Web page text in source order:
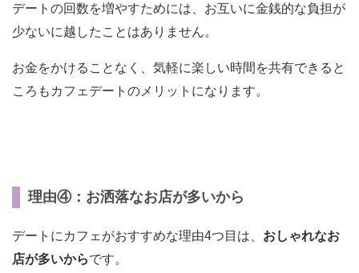
デートの回数を増やすためには、お互いに金銭的な負担が
少ないに越したことはありません。
お金をかけることなく、気軽に楽しい時間を共有できると
ころもカフェデートのメリットになります。
理由④：お洒落なお店が多いから
デートにカフェがおすすめな理由4つ目は、 おしゃれなお
店が多いからです。